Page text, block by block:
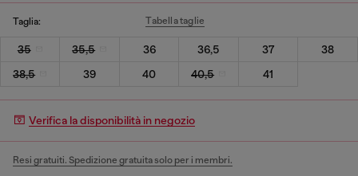
Taglia: Tabella taglie
35 35,5 36 36,5 37
38
38,5
39 40 40,5 41
Verifica la disponibilità in negozio
Resi gratuiti. Spedizione gratuita solo per i membri.